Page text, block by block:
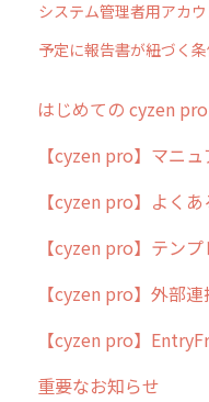
システム管理者用アカ
予定に報告書が紐づく条
はじめての cyzen pro
cyzen pro とは？
簡易マニュアル
cyzen proの位置
用語集
よくある質問
【cyzen pro】マニ
【cyzen pro】よく
【cyzen pro】テン
ポスティング
ラウンダー
メンテナンス
【cyzen pro】外部連
【cyzen pro】
重要なお知らせ